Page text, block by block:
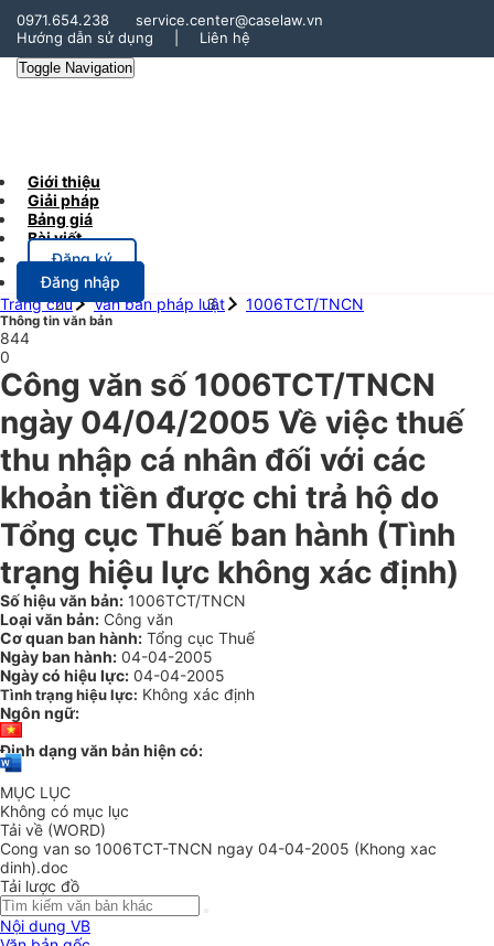
0971.654.238
service.center@caselaw.vn
Hướng dẫn sử dụng
Liên hệ
Toggle Navigation
Giới thiệu
Giải pháp
Bảng giá
Bài viết
Đăng ký
Đăng nhập
Trang chủ
Văn bản pháp luật 1006TCT/TNCN
Thông tin văn bản
844
0
Công văn số 1006TCT/TNCN
ngày 04/04/2005 Về việc thuế
thu nhập cá nhân đối với các
khoản tiền được chi trả hộ do
Tổng cục Thuế ban hành (Tình
trạng hiệu lực không xác định)
Số hiệu văn bản: 1006TCT/TNCN
Loại văn bản: Công văn
Cơ quan ban hành: Tổng cục Thuế
Ngày ban hành: 04-04-2005
Ngày có hiệu lực: 04-04-2005
Tình trạng hiệu lực: Không xác định
Ngôn ngữ:
Định dạng văn bản hiện có:
MỤC LỤC
Không có mục lục
Tải về (WORD)
Cong van so 1006TCT-TNCN ngay 04-04-2005 (Khong xac
dinh).doc
Tải lược đồ
Nội dung VB